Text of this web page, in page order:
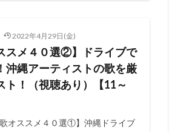
2022年4月29日(金)
スメ４０選②】ドライブで
沖縄アーティストの歌を厳
ト！（視聴あり）【11～
オススメ４０選①】沖縄ドライブ